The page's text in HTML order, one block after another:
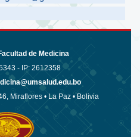
de Medicina
- IP: 2612358
Miraflores • La Paz • Bolivia